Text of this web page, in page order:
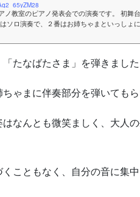
ノ教室のピアノ発表会での演奏です。 初舞
ソロ演奏で、２番はお姉ちゃまといっしょ
www.facebook.com/tsur...
たなばたさま」を弾きました
ゃまに伴奏部分を弾いてもら
なんとも微笑ましく、大人
こともなく、自分の音に集